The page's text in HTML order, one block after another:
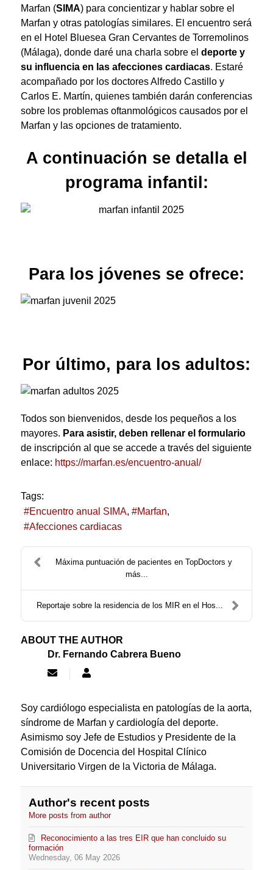
Marfan (SIMA) para concientizar y hablar sobre el
Marfan y otras patologías similares. El encuentro será
en el Hotel Bluesea Gran Cervantes de Torremolinos
(Málaga), donde daré una charla sobre el deporte y
su influencia en las afecciones cardiacas. Estaré
acompañado por los doctores Alfredo Castillo y
Carlos E. Martín, quienes también darán conferencias
sobre los problemas oftanmológicos causados por el
Marfan y las opciones de tratamiento.
A continuación se detalla el
programa infantil:
Para los jóvenes se ofrece:
Por último, para los adultos:
Todos son bienvenidos, desde los pequeños a los
mayores. Para asistir, deben rellenar el formulario
de inscripción al que se accede a través del siguiente
enlace: https://marfan.es/encuentro-anual/
Tags:
Encuentro anual SIMA
Marfan
Afecciones cardiacas
Máxima puntuación de pacientes en TopDoctors y
más...
Reportaje sobre la residencia de los MIR en el Hos...
ABOUT THE AUTHOR
Dr. Fernando Cabrera Bueno
Subscribe
from
author
Dr.
Bueno
Soy cardiólogo especialista en patologías de la aorta,
síndrome de Marfan y cardiología del deporte.
Asimismo soy Jefe de Estudios y Presidente de la
Comisión de Docencia del Hospital Clínico
Universitario Virgen de la Victoria de Málaga.
Author's recent posts
More posts from author
Wednesday, 06 May 2026
Reconocimiento a las tres EIR que han concluido su
formación